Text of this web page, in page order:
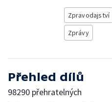
Zpravodajství
Zprávy
Přehled dílů
98290 přehratelných